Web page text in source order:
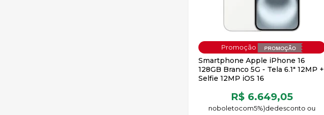
Smartphone Apple iPhone 16
128GB Branco 5G - Tela 6.1" 12MP +
Selfie 12MP iOS 16
R$ 6.649,05
de
5%)
noboleto